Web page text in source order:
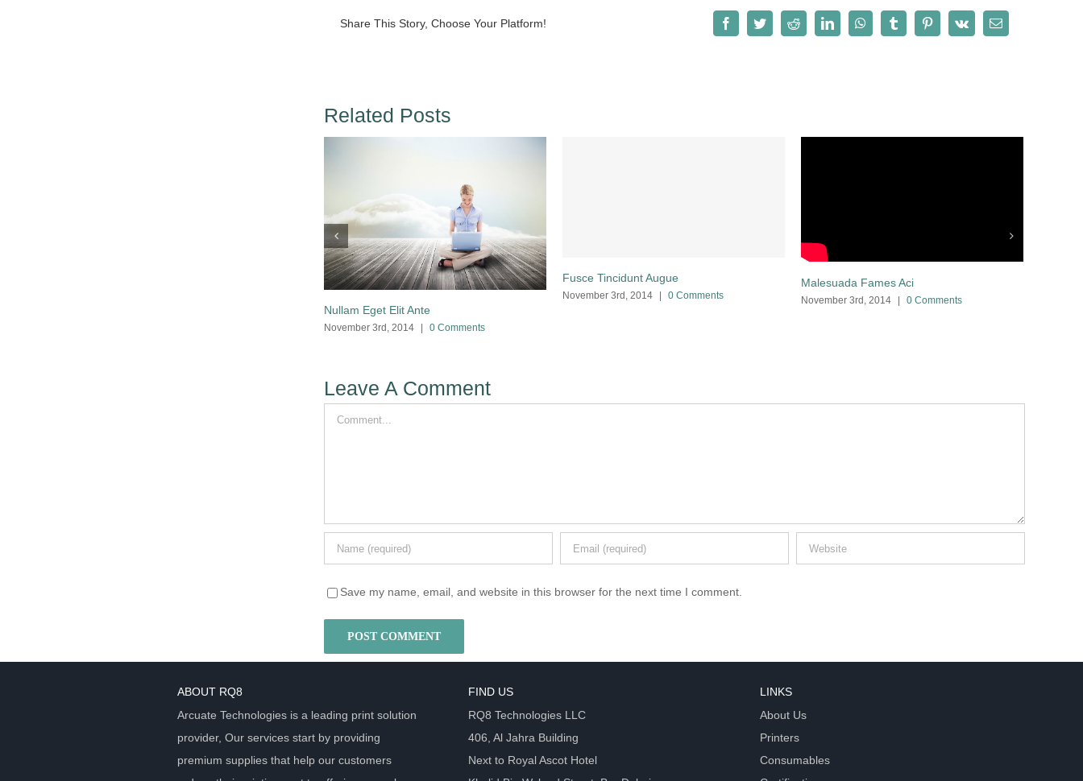
Share This Story, Choose Your Platform! FacebookTwitterRedditLinkedInWhatsAppTumblr PinterestVk Email
Related Posts
Nullam Eget Elit Ante
November 3rd, 2014 0 Comments
Fusce Tincidunt Augue
November 3rd, 2014 0 Comments
Malesuada Fames Aci
November 3rd, 2014 | 0 Comments
Leave A Comment
Comment
Save my name, email, and website in this browser for the next time I comment.
ABOUT RQ8
Arcuate Technologies is a leading print solution
provider, Our services start by providing
premium supplies that help our customers
FIND US
RQ8 Technologies LLC
406, Al Jahra Building
Next to Royal Ascot Hotel
LINKS
About Us
Printers
Consumables